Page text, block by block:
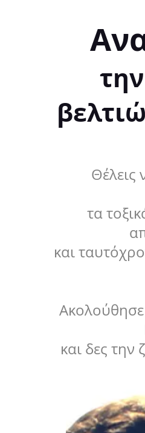
Θέλεις
τα
και
και δες